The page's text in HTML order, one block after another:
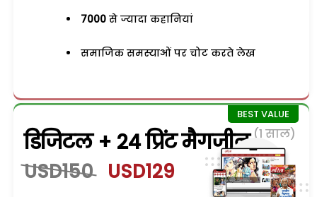
7000 से ज्यादा कहानियां
समाजिक समस्याओं पर चोट करते लेख
डिजिटल + 24 प्रिंट मैगजीन (1 साल)
USD150 USD129